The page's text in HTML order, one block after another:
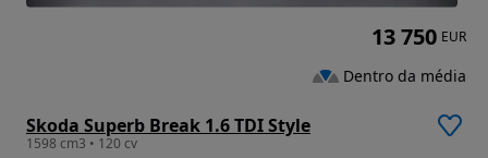
Skoda Superb Break 1.6 TDI Style
1598 cm3 • 120 cv
13 750 EUR
Dentro da média